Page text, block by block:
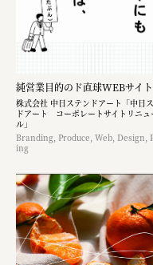
純営業目的のド直球WEBサイト
株式会社 中日ステンドアート「中日
ドアート コーポレートサイトリニュ
ル」
Branding, Produce, Web, Design,
ing